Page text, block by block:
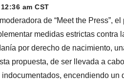
am CST
de “Meet the Press”,
medidas estrictas contra
por derecho de nacimiento,
propuesta, de ser llevada a
encendiendo un